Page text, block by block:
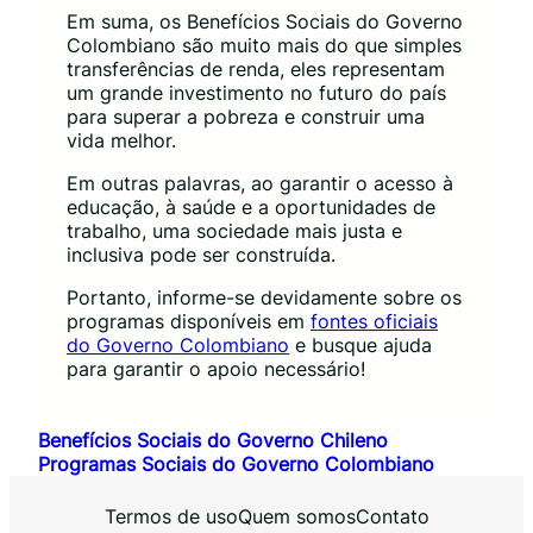
Em suma, os Benefícios Sociais do Governo
Colombiano são muito mais do que simples
transferências de renda, eles representam
um grande investimento no futuro do país
para superar a pobreza e construir uma
vida melhor.
Em outras palavras, ao garantir o acesso à
educação, à saúde e a oportunidades de
trabalho, uma sociedade mais justa e
inclusiva pode ser construída.
Portanto, informe-se devidamente sobre os
programas disponíveis em fontes oficiais
do Governo Colombiano e busque ajuda
para garantir o apoio necessário!
Benefícios Sociais do Governo Chileno
Programas Sociais do Governo Colombiano
Termos de usoQuem somosContato